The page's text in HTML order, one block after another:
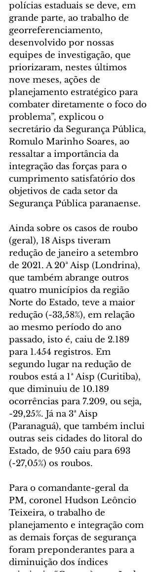
polícias estaduais se deve, em
grande parte, ao trabalho de
georreferenciamento,
desenvolvido por nossas
equipes de investigação, que
priorizaram, nestes últimos
nove meses, ações de
planejamento estratégico para
combater diretamente o foco do
problema”, explicou o
secretário da Segurança Pública,
Romulo Marinho Soares, ao
ressaltar a importância da
integração das forças para o
cumprimento satisfatório dos
objetivos de cada setor da
Segurança Pública paranaense.
Ainda sobre os casos de roubo
(geral), 18 Aisps tiveram
redução de janeiro a setembro
de 2021. A 20ª Aisp (Londrina),
que também abrange outros
quatro municípios da região
Norte do Estado, teve a maior
redução (-33,58%), em relação
ao mesmo período do ano
passado, isto é, caiu de 2.189
para 1.454 registros. Em
segundo lugar na redução de
roubos está a 1ª Aisp (Curitiba),
que diminuiu de 10.189
ocorrências para 7.209, ou seja,
-29,25%. Já na 3ª Aisp
(Paranaguá), que também inclui
outras seis cidades do litoral do
Estado, de 950 caiu para 693
(-27,05%) os roubos.
Para o comandante-geral da
PM, coronel Hudson Leôncio
Teixeira, o trabalho de
planejamento e integração com
as demais forças de segurança
foram preponderantes para a
diminuição dos índices